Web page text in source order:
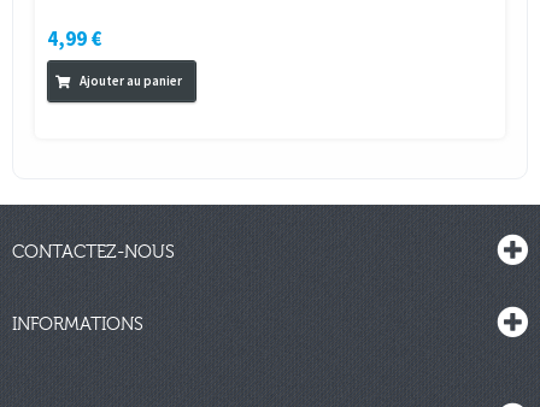
4,99 €
Ajouter au panier
CONTACTEZ-NOUS
INFORMATIONS